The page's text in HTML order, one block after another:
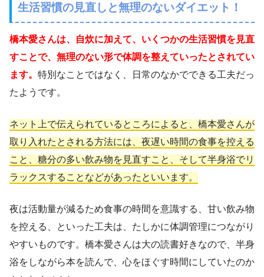
生活習慣の見直しと無理のないダイエット！
橋本愛さんは、自炊に加えて、いくつかの生活習慣を見直
すことで、無理のない形で体調を整えていったとされてい
ます。 特別なことではなく、日常のなかでできる工夫だっ
たようです。
ネット上で伝えられているところによると、橋本愛さんが
取り入れたとされる方法には、夜遅い時間の食事を控える
こと、糖分の多い飲み物を見直すこと、そして半身浴でリ
ラックスすることなどがあったといいます。
夜は活動量が減るため食事の時間を意識する、甘い飲み物
を控える、といった工夫は、たしかに体調管理につながり
やすいものです。橋本愛さんは大の読書好きなので、半身
浴をしながら本を読んで、心をほぐす時間にしていたのか